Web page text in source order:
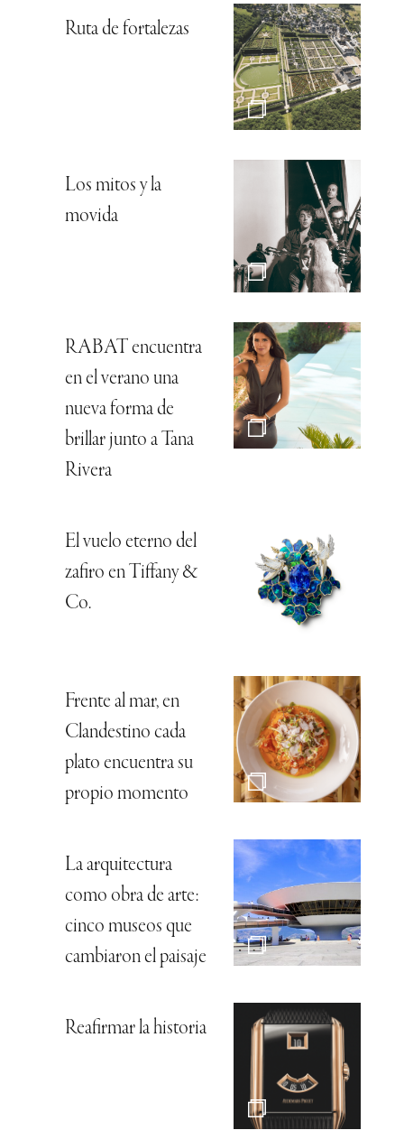
Ruta de fortalezas
Los mitos y la
movida
RABAT encuentra
en el verano una
nueva forma de
brillar junto a Tana
Rivera
El vuelo eterno del
zafiro en Tiffany &
Co.
Frente al mar, en
Clandestino cada
plato encuentra su
propio momento
La arquitectura
como obra de arte:
cinco museos que
cambiaron el paisaje
Reafirmar la historia